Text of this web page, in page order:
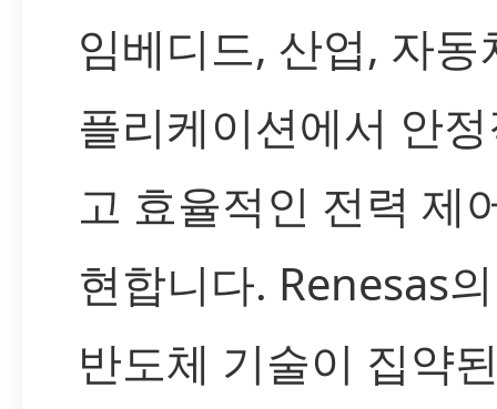
임베디드, 산업, 자동
플리케이션에서 안
고 효율적인 전력 제
현합니다. Renesas
반도체 기술이 집약